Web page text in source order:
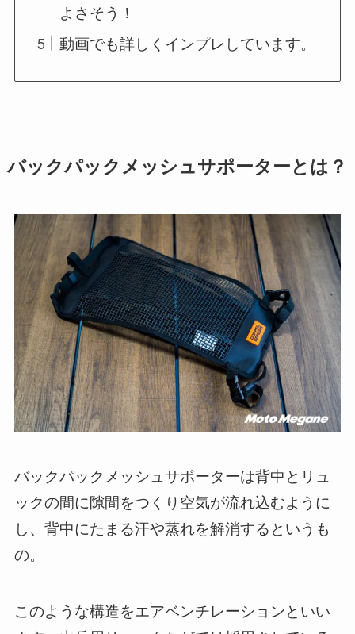
よさそう！
動画でも詳しくインプレしています。
バックパックメッシュサポーターとは？
バックパックメッシュサポーターは背中とリュ
ックの間に隙間をつくり空気が流れ込むように
し、背中にたまる汗や蒸れを解消するというも
の。
このような構造をエアベンチレーションといい